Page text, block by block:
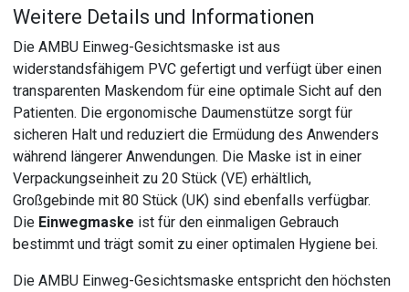
Weitere Details und Informationen
Die AMBU Einweg-Gesichtsmaske ist aus
widerstandsfähigem PVC gefertigt und verfügt über einen
transparenten Maskendom für eine optimale Sicht auf den
Patienten. Die ergonomische Daumenstütze sorgt für
sicheren Halt und reduziert die Ermüdung des Anwenders
während längerer Anwendungen. Die Maske ist in einer
Verpackungseinheit zu 20 Stück (VE) erhältlich,
Großgebinde mit 80 Stück (UK) sind ebenfalls verfügbar.
Die Einwegmaske ist für den einmaligen Gebrauch
bestimmt und trägt somit zu einer optimalen Hygiene bei.
Die AMBU Einweg-Gesichtsmaske entspricht den höchsten